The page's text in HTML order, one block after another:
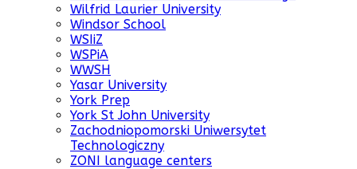
Wilfrid Laurier University
Windsor School
WSIiZ
WSPiA
WWSH
Yasar University
York Prep
York St John University
Zachodniopomorski Uniwersytet
Technologiczny
ZONI language centers